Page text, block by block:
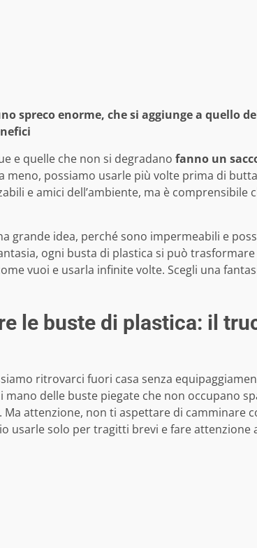
spreco enorme, che si aggiunge a quello
e quelle che non si degradano fanno un
meno, possiamo usarle più volte prima di
e amici dell’ambiente, ma è comprensibile
grande idea, perché sono impermeabili e
ogni busta di plastica si può
vuoi e usarla infinite volte. Scegli una
le buste di plastica: il
ritrovarci fuori casa senza
delle buste piegate che non occupano
. Ma attenzione, non ti aspettare di camminare
usarle solo per tragitti brevi e fare attenzione